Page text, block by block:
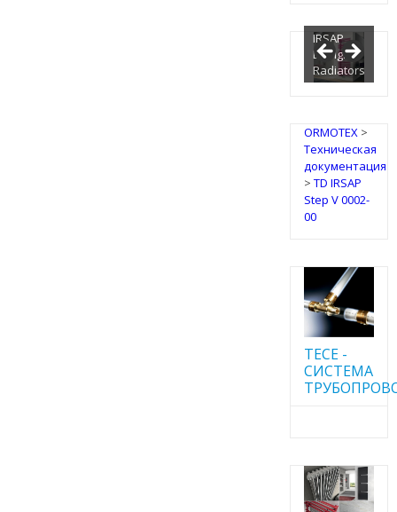
IRSAP
Design
Radiators
ORMOTEX>
Техническая
документация
> TD IRSAP
Step V 0002-
00
TECE -
CИСТЕМА